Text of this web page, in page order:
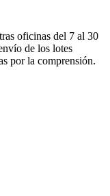
oficinas del 7 al 30
de los lotes
por la comprensión.